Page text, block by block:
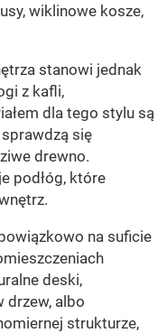
wiklinowe kosze,
stanowi jednak
z kafli,
dla tego stylu są
się
drewno.
podłóg, które
na suficie
deski,
drzew, albo
strukturze,